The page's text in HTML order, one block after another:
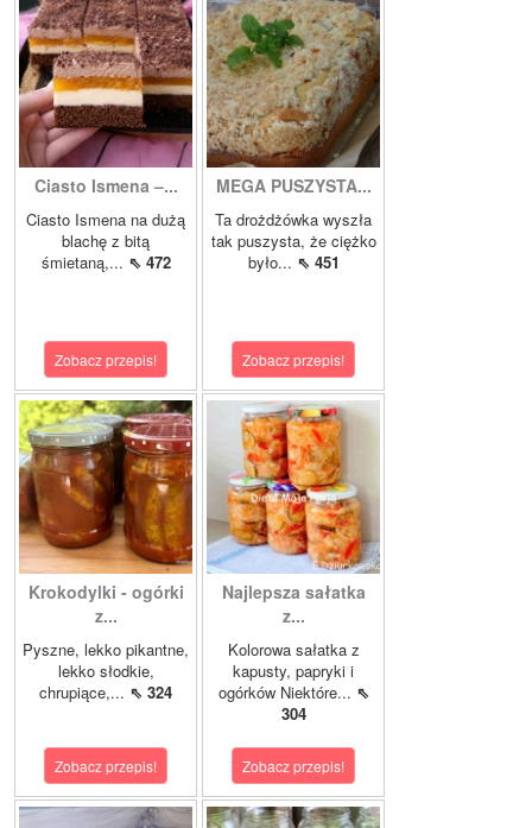
Ciasto Ismena –...
Ciasto Ismena na dużą
blachę z bitą
śmietaną,... ⇖ 472
Zobacz przepis!
MEGA PUSZYSTA...
Ta drożdżówka wyszła
tak puszysta, że ciężko
było... ⇖ 451
Zobacz przepis!
Krokodylki - ogórki
z...
Pyszne, lekko pikantne,
lekko słodkie,
chrupiące,... ⇖ 324
Zobacz przepis!
Najlepsza sałatka
z...
Kolorowa sałatka z
kapusty, papryki i
ogórków Niektóre... ⇖
304
Zobacz przepis!